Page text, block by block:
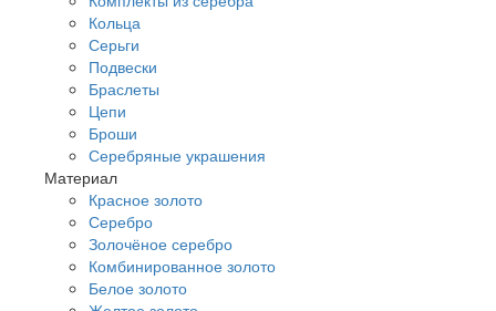
Кольца
Серьги
Подвески
Браслеты
Цепи
Броши
Серебряные украшения
Материал
Красное золото
Серебро
Золочёное серебро
Комбинированное золото
Белое золото